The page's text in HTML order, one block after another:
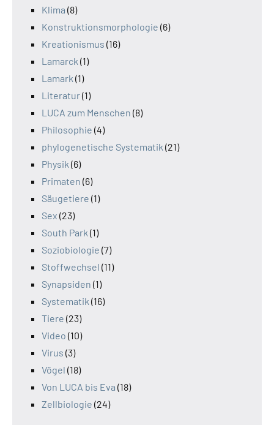
Klima (8)
Konstruktionsmorphologie (6)
Kreationismus (16)
Lamarck (1)
Lamark (1)
Literatur(1)
LUCA zum Menschen (8)
Philosophie (4)
phylogenetische Systematik (21)
Physik (6)
Primaten (6)
Säugetiere (1)
Sex (23)
South Park (1)
Soziobiologie (7)
Stoffwechsel (11)
Synapsiden (1)
Systematik (16)
Tiere (23)
Video (10)
Virus (3)
Vögel (18)
Von LUCA bis Eva (18)
Zellbiologie (24)